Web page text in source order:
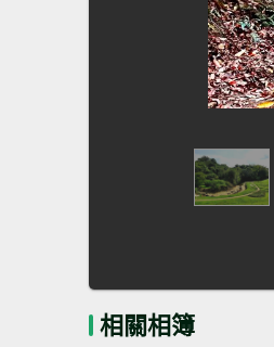
相關相簿